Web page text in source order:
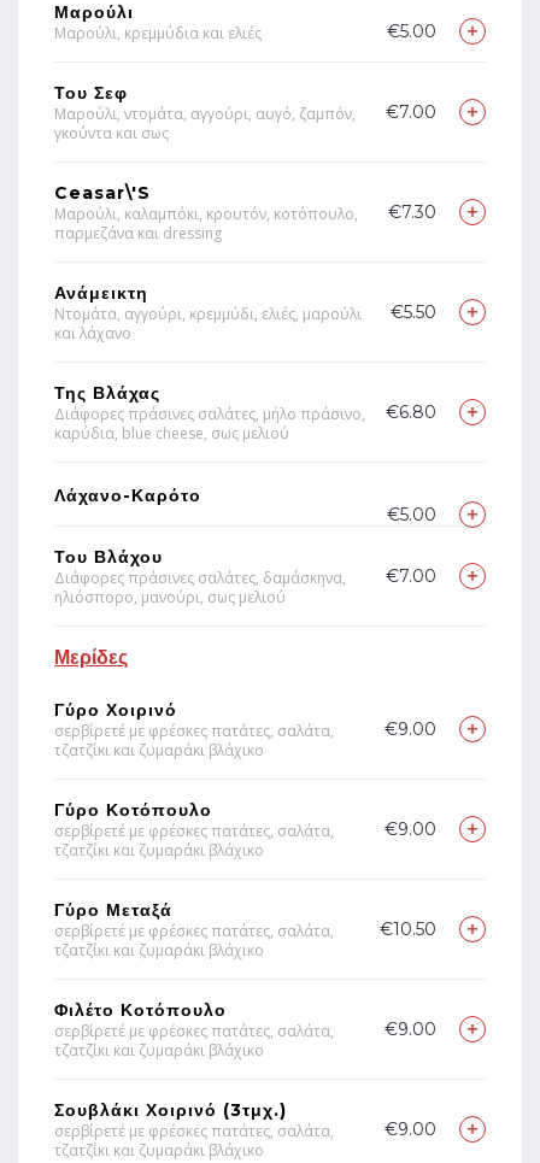
Μαρούλι
Μαρούλι, κρεμμύδια και ελιές €5.00
Του Σεφ
Μαρούλι, ντομάτα, αγγούρι, αυγό, ζαμπόν,
γκούντα και σως
€7.00
Ceasar\'s
Μαρούλι, καλαμπόκι, κρουτόν, κοτόπουλο,
παρμεζάνα και dressing
€7.30
Ανάμεικτη
Ντομάτα, αγγούρι, κρεμμύδι, ελιές, μαρούλι
και λάχανο
€5.50
Της Βλάχας
Διάφορες πράσινες σαλάτες, μήλο πράσινο,
καρύδια, blue cheese, σως μελιού
€6.80
Λάχανο-Καρότο
€5.00
Του Βλάχου
Διάφορες πράσινες σαλάτες, δαμάσκηνα,
ηλιόσπορο, μανούρι, σως μελιού
€7.00
Μερίδες
Γύρο Χοιρινό
σερβίρετέ με φρέσκες πατάτες, σαλάτα,
τζατζίκι και ζυμαράκι βλάχικο
€9.00
Γύρο Κοτόπουλο
σερβίρετέ με φρέσκες πατάτες, σαλάτα,
τζατζίκι και ζυμαράκι βλάχικο
€9.00
Γύρο Μεταξά
σερβίρετέ με φρέσκες πατάτες, σαλάτα,
τζατζίκι και ζυμαράκι βλάχικο
€10.50
Φιλέτο Κοτόπουλο
σερβίρετέ με φρέσκες πατάτες, σαλάτα,
τζατζίκι και ζυμαράκι βλάχικο
€9.00
Σουβλάκι Χοιρινό (3τμχ.)
σερβίρετέ με φρέσκες πατάτες, σαλάτα,
τζατζίκι και ζυμαράκι βλάχικο
€9.00